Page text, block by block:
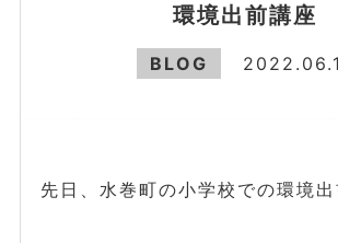
環境出前講座
BLOG
先日、水巻町の小学校での環境出